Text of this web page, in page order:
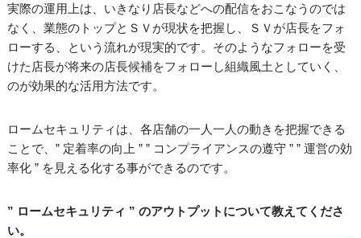
実際の運用上は、いきなり店長などへの配信をおこなうのでは
なく、業態のトップとＳＶが現状を把握し、ＳＶが店長をフォ
ローする、という流れが現実的です。そのようなフォローを受
けた店長が将来の店長候補をフォローし組織風土としていく、
のが効果的な活用方法です。
ロームセキュリティは、各店舗の一人一人の動きを把握できる
ことで、” 定着率の向上 ” ” コンプライアンスの遵守 ” ” 運営の効
率化 ” を見える化する事ができるのです。
” ロームセキュリティ ” のアウトプットについて教えてくださ
い。